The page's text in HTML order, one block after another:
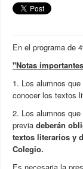
En el programa de
"Notas
1. Los alumnos
conocer los textos
2. Los alumnos
previa deberán
textos literarios y
Colegio.